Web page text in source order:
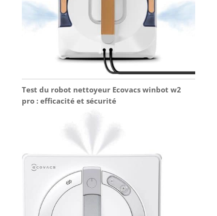
contre la surchauffe est intégrée Design tout-en-
un pratique et mobile: Conception avec chariot
stable anti-basculement, roues intégrées, tuyau
haute pression de 7 m et câble de 5 m pour une
pratique grâce au filet intégré et au crochet pour
câble
Test du robot nettoyeur Ecovacs winbot w2
pro : efficacité et sécurité